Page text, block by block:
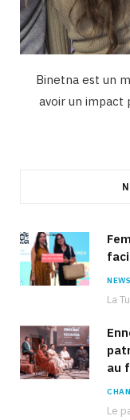
Binetna est un
avoir un impact
NEWS
au